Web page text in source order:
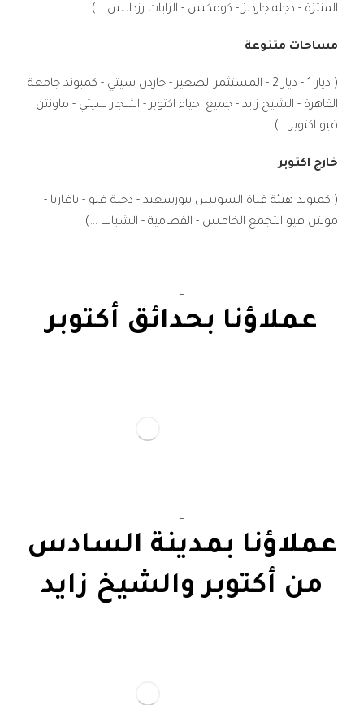
المنتزة - دجله جاردنز - كومكس - الرايات رزدانس ...)
مساحات متنوعة
( ديار 1 - ديار 2 - المستثمر الصغير - جاردن سيتي - كمبوند جامعة
القاهرة - الشيخ زايد - جميع احياء اكتوبر - اشجار سيتي - ماونتن
فيو اكتوبر ...)
خارج اكتوبر
( كمبوند هيئة قناة السويس ببورسعيد - دجلة فيو - بافاريا -
مونتن فيو التجمع الخامس - القطامية - الشباب ...)
_
عملاؤنا بحدائق أكتوبر
_
عملاؤنا بمدينة السادس
من أكتوبر والشيخ زايد